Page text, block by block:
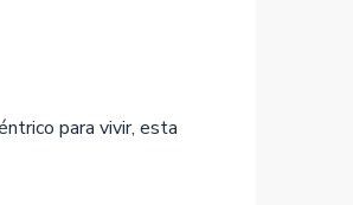
para vivir, esta